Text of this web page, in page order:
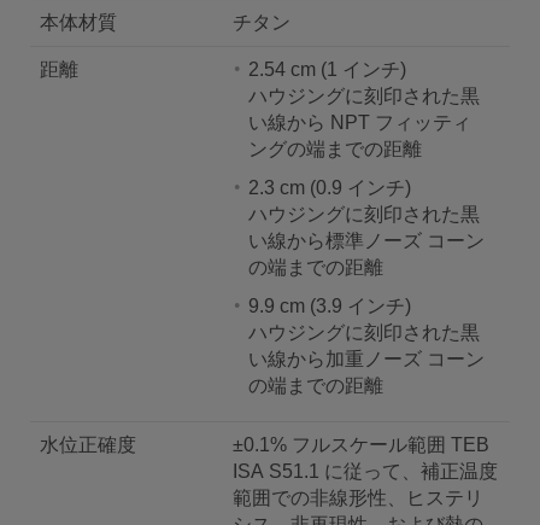
本体材質 チタン
距離
2.54 cm (1 インチ)
ハウジングに刻印された黒
い線から NPT フィッティ
ングの端までの距離
2.3 cm (0.9 インチ)
ハウジングに刻印された黒
い線から標準ノーズ コーン
の端までの距離
9.9 cm (3.9 インチ)
ハウジングに刻印された黒
い線から加重ノーズ コーン
の端までの距離
水位正確度
±0.1% フルスケール範囲 TEB
ISA S51.1 に従って、補正温度
範囲での非線形性、ヒステリ